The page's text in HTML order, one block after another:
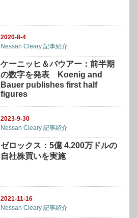
2020-8-4
Nessan Cleary 記事紹介
ケーニッヒ＆バウアー：前半期
の数字を発表 Koenig and
Bauer publishes first half
figures
2023-9-30
Nessan Cleary 記事紹介
ゼロックス：5億 4,200万ドルの
自社株買いを実施
2021-11-16
Nessan Cleary 記事紹介